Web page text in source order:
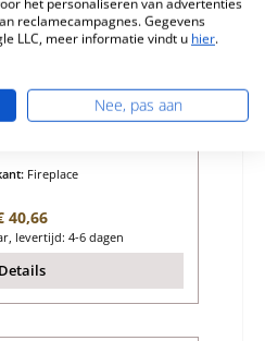
Fireplace
prijs:
40,66
levertijd: 4-6 dagen
Details
reclamecampagnes. Gegevens
LLC, meer informatie vindt u hier.
Nee, pas aan